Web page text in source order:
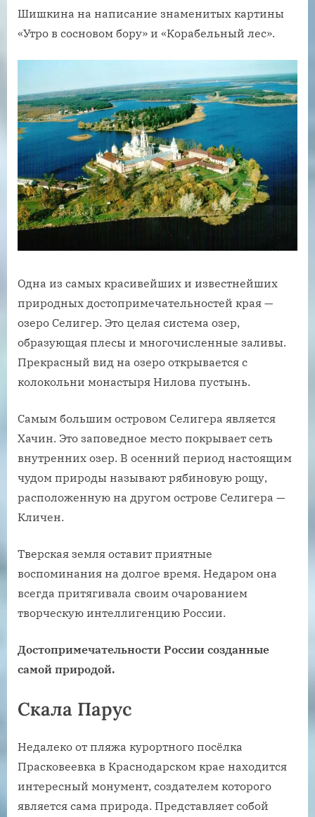
Шишкина на написание знаменитых картины
«Утро в сосновом бору» и «Корабельный лес».
Одна из самых красивейших и известнейших
природных достопримечательностей края —
озеро Селигер. Это целая система озер,
образующая плесы и многочисленные заливы.
Прекрасный вид на озеро открывается с
колокольни монастыря Нилова пустынь.
Самым большим островом Селигера является
Хачин. Это заповедное место покрывает сеть
внутренних озер. В осенний период настоящим
чудом природы называют рябиновую рощу,
расположенную на другом острове Селигера —
Кличен.
Тверская земля оставит приятные
воспоминания на долгое время. Недаром она
всегда притягивала своим очарованием
творческую интеллигенцию России.
Достопримечательности России созданные
самой природой.
Скала Парус
Недалеко от пляжа курортного посёлка
Прасковеевка в Краснодарском крае находится
интересный монумент, создателем которого
является сама природа. Представляет собой